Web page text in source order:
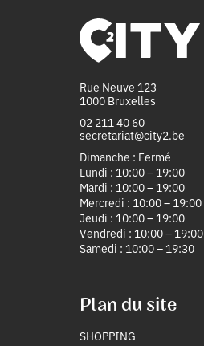
Rue Neuve 123
1000 Bruxelles
02 211 40 60
secretariat@city2.be
Dimanche : Fermé
Lundi : 10:00 – 19:00
Mardi : 10:00 – 19:00
Mercredi : 10:00 – 19:00
Jeudi : 10:00 – 19:00
Vendredi : 10:00 – 19:00
Samedi : 10:00 – 19:30
Plan du site
SHOPPING